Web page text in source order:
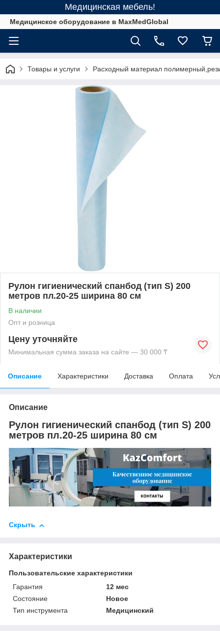
Медицинская мебель!
Медицинское оборудование в MaxMedGlobal
Товары и услуги Расходный материал
Рулон гигиенический спанбод (тип S) 200
метров пл.20-25 ширина 80 см
В наличии
Опт и розница
Цену уточняйте
Минимальная сумма заказа на сайте — 30 000 ₸
Описание Характеристики Доставка Оплата
Описание
Рулон гигиенический спанбод (тип S) 200
метров пл.20-25 ширина 80 см
Скрыть
Характеристики
Пользовательские характеристики
Гарантия
12 мес
Состояние
Новое
Тип инструмента
Медицинский